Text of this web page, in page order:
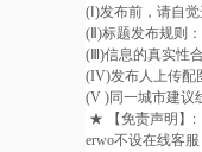
(Ⅰ)发布前，请自
(Ⅱ)标题发布规则
(Ⅲ)信息的真实性
(IV)发布人上传配
(V )同一城市建议
★ 【免责声明】:
erwo不设在线客